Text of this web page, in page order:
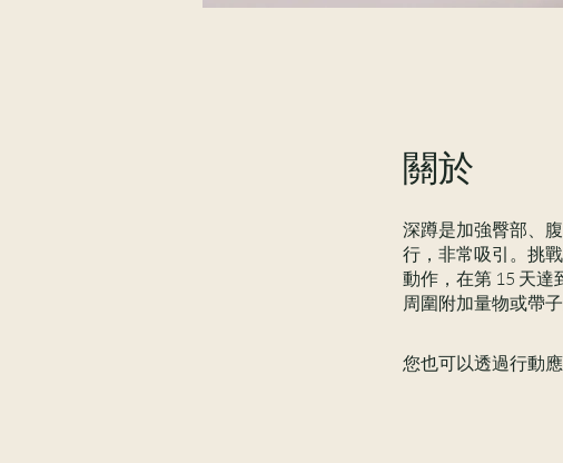
關於
深蹲是加強臀部、
行，非常吸引。挑
動作，在第 15 天達
周圍附加量物或帶
您也可以透過行動